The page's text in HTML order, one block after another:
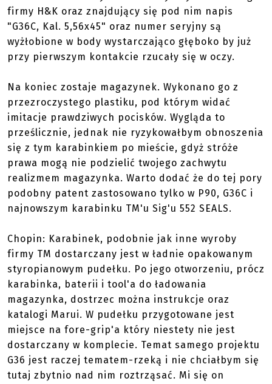
firmy H&K oraz znajdujący się pod nim napis
"G36C, Kal. 5,56x45" oraz numer seryjny są
wyżłobione w body wystarczająco głęboko by już
przy pierwszym kontakcie rzucały się w oczy.
Na koniec zostaje magazynek. Wykonano go z
przezroczystego plastiku, pod którym widać
imitacje prawdziwych pocisków. Wygląda to
prześlicznie, jednak nie ryzykowałbym obnoszenia
się z tym karabinkiem po mieście, gdyż stróże
prawa mogą nie podzielić twojego zachwytu
realizmem magazynka. Warto dodać że do tej pory
podobny patent zastosowano tylko w P90, G36C i
najnowszym karabinku TM'u Sig'u 552 SEALS.
Chopin: Karabinek, podobnie jak inne wyroby
firmy TM dostarczany jest w ładnie opakowanym
styropianowym pudełku. Po jego otworzeniu, prócz
karabinka, baterii i tool'a do ładowania
magazynka, dostrzec można instrukcje oraz
katalogi Marui. W pudełku przygotowane jest
miejsce na fore-grip'a który niestety nie jest
dostarczany w komplecie. Temat samego projektu
G36 jest raczej tematem-rzeką i nie chciałbym się
tutaj zbytnio nad nim roztrząsać. Mi się on